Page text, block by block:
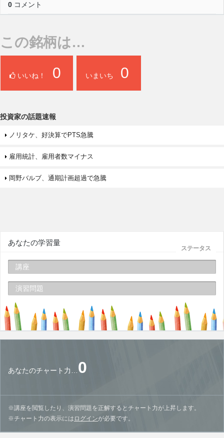
0 コメント
この銘柄は…
いいね！ 0 いまいち 0
投資家の話題速報
ノリタケ、好決算でPTS急騰
雇用統計、雇用者数マイナス
岡野バルブ、通期計画超過で急騰
ステータス
あなたの学習量
講座
演習問題
あなたのチャート力…0
※講座を閲覧したり、演習問題を正解するとチャート力が上昇します。
※チャート力の表示には ログインが必要です。